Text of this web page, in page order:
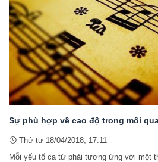
Sự phù hợp về cao độ trong mối
Thứ tư 18/04/2018, 17:11
Mỗi yếu tố ca từ phải tương ứng với một